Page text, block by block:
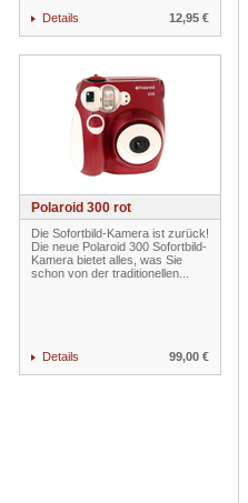
Details 12,95 €
Polaroid 300 rot
Die Sofortbild-Kamera ist zurück!
Die neue Polaroid 300 Sofortbild-
Kamera bietet alles, was Sie
schon von der traditionellen...
Details 99,00 €